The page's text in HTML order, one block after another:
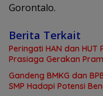
Gorontalo.
Berita Terkait
Peringati HAN dan HUT
Prasiaga Gerakan
Gandeng BMKG dan
SMP Hadapi Potensi